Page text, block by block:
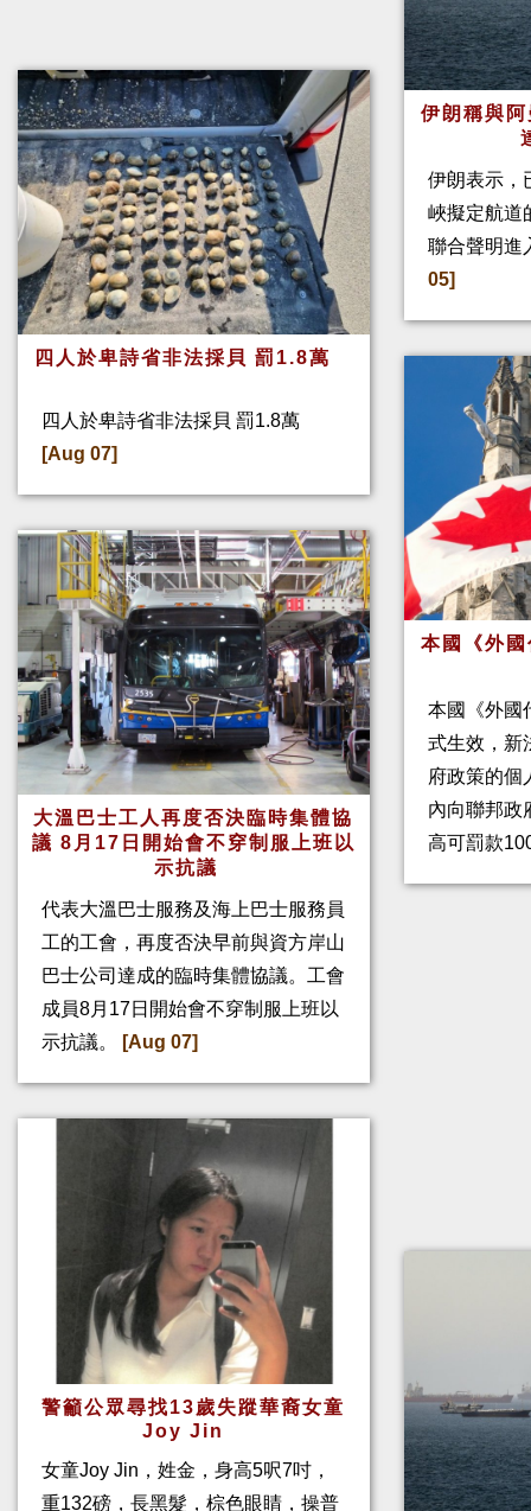
四人於卑詩省非法採貝 罰1.8萬
四人於卑詩省非法採貝 罰1.8萬
[Aug 07]
大溫巴士工人再度否決臨時集體協
議 8月17日開始會不穿制服上班以
示抗議
代表大溫巴士服務及海上巴士服務員
工的工會，再度否決早前與資方岸山
巴士公司達成的臨時集體協議。工會
成員8月17日開始會不穿制服上班以
示抗議。
[Aug 07]
警籲公眾尋找13歲失蹤華裔女童
Joy Jin
女童Joy Jin，姓金，身高5呎7吋，
重132磅，長黑髮，棕色眼睛，操普
伊朗稱與
伊朗表示，
峽擬定航道
聯合聲明進
05]
本國《外
本國《外國
式生效，新
府政策的個
內向聯邦政
高可罰款